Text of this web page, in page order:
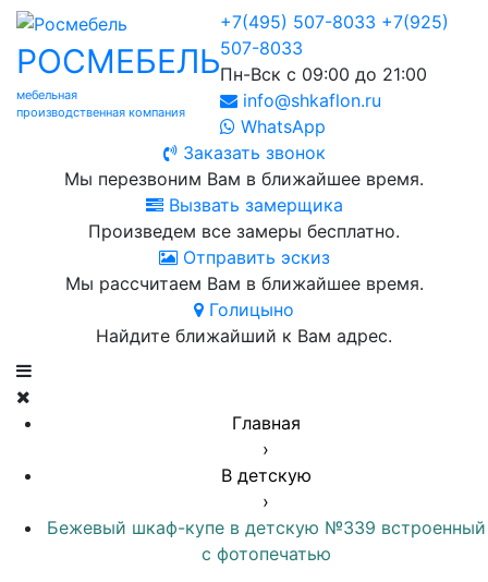
РОСМЕБЕЛЬ
мебельная
производственная компания
+7(495) 507-8033 +7(925)
507-8033
Пн-Вск с 09:00 до 21:00
info@shkaflon.ru
WhatsApp
Заказать звонок
Мы перезвоним Вам в ближайшее время.
Вызвать замерщика
Произведем все замеры бесплатно.
Отправить эскиз
Мы рассчитаем Вам в ближайшее время.
Голицыно
Найдите ближайший к Вам адрес.
Главная
›
В детскую
›
Бежевый шкаф-купе в детскую №339 встроенный
с фотопечатью